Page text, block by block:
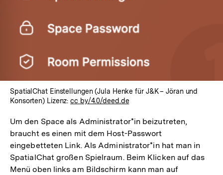
SpatialChat Einstellungen (Jula Henke für J&K – Jöran und
Konsorten) Lizenz:cc by/4.0/deed.de
Um den Space als Administrator*in beizutreten,
braucht es einen mit dem Host-Passwort
eingebetteten Link. Als Administrator*in hat man in
SpatialChat großen Spielraum. Beim Klicken auf das
Menü oben links am Bildschirm kann man auf